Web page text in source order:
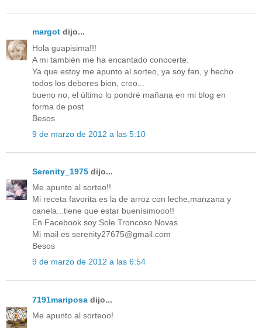
margot dijo...
Hola guapisima!!!
A mi también me ha encantado conocerte.
Ya que estoy me apunto al sorteo, ya soy fan, y hecho
todos los deberes bien, creo...
bueno no, el último lo pondré mañana en mi blog en
forma de post
Besos
9 de marzo de 2012 a las 5:10
Serenity_1975 dijo...
Me apunto al sorteo!!
Mi receta favorita es la de arroz con leche,manzana y
canela...tiene que estar buenísimooo!!
En Facebook soy Sole Troncoso Novas
Mi mail es serenity27675@gmail.com
Besos
9 de marzo de 2012 a las 6:54
7191mariposa dijo...
Me apunto al sorteoo!